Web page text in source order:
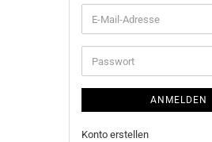
E-
Mail-
Adresse
Passwort
ANMELDEN
Konto erstellen